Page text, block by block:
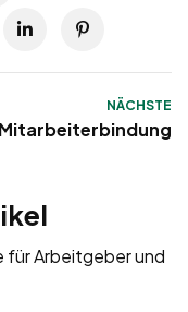
NÄCHSTE
Mitarbeiterbindung
für Arbeitgeber und